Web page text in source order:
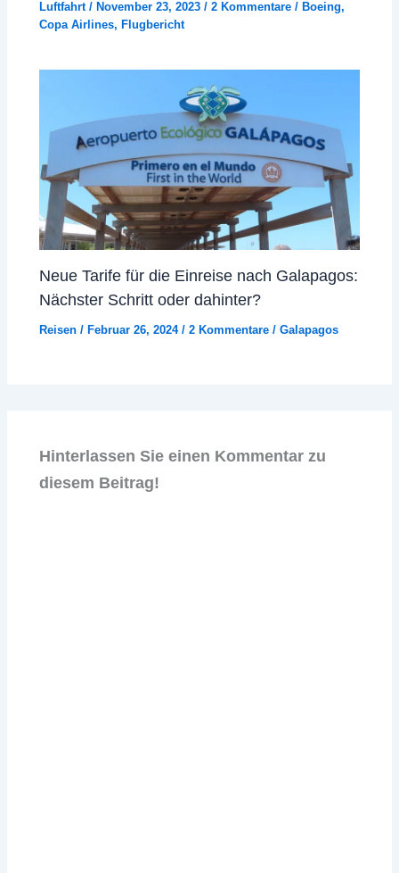
Luftfahrt/ November 23, 2023/2 Kommentare / Boeing,
Copa Airlines, Flugbericht
Neue Tarife für die Einreise nach Galapagos:
Nächster Schritt oder dahinter?
Reisen /Februar 26, 2024/2 Kommentare /Galapagos
Hinterlassen Sie einen Kommentar zu
diesem Beitrag!